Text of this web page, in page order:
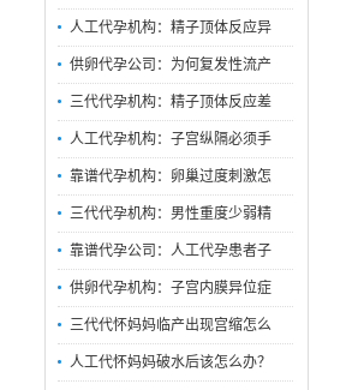
人工代孕机构：精子顶体反应异
供卵代孕公司：为何复发性流产
三代代孕机构：精子顶体反应差
人工代孕机构：子宫纵隔必须手
靠谱代孕机构：卵巢过度刺激怎
三代代孕机构：男性重度少弱精
靠谱代孕公司：人工代孕患者子
供卵代孕机构：子宫内膜异位症
三代代怀妈妈临产出现宫缩怎么
人工代怀妈妈破水后该怎么办？